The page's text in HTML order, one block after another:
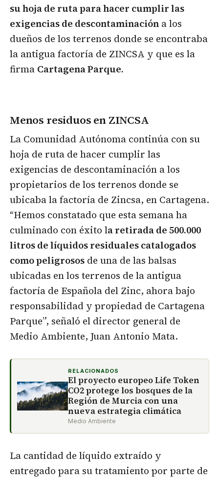
su hoja de ruta para hacer cumplir las
exigencias de descontaminación a los
dueños de los terrenos donde se encontraba
la antigua factoría de ZINCSA y que es la
firma Cartagena Parque.
Menos residuos en ZINCSA
La Comunidad Autónoma continúa con su
hoja de ruta de hacer cumplir las
exigencias de descontaminación a los
propietarios de los terrenos donde se
ubicaba la factoría de Zincsa, en Cartagena.
“Hemos constatado que esta semana ha
culminado con éxito la retirada de 500.000
litros de líquidos residuales catalogados
como peligrosos de una de las balsas
ubicadas en los terrenos de la antigua
factoría de Española del Zinc, ahora bajo
responsabilidad y propiedad de Cartagena
Parque”, señaló el director general de
Medio Ambiente, Juan Antonio Mata.
RELACIONADOS
El proyecto europeo Life Token
CO2 protege los bosques de la
Región de Murcia con una
nueva estrategia climática
Medio Ambiente
La cantidad de líquido extraído y
entregado para su tratamiento por parte de